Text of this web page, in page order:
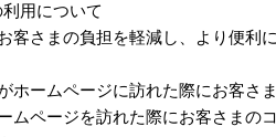
用について
客さまの負担を軽減し、より便
ホームページに訪れた際にお客
ムページを訪れた際にお客さま